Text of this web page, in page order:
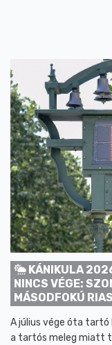
KÁNIKULA
NINCS VÉGE:
MÁSODFOKÚ
A július vége óta
a tartós meleg miatt